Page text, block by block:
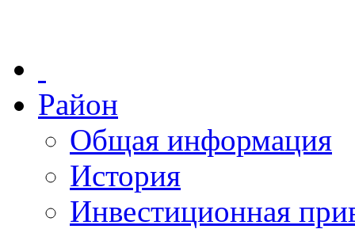
Район
Общая информация
История
Инвестиционная